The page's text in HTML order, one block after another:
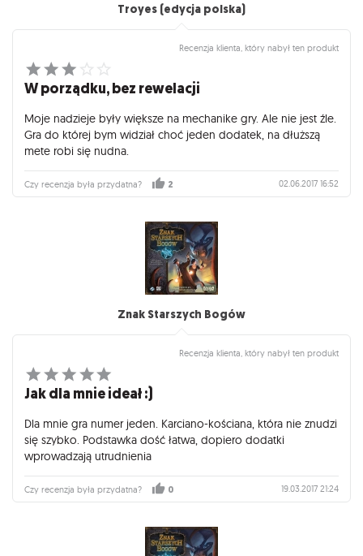
Troyes (edycja polska)
Recenzja klienta, który nabył ten produkt
W porządku, bez rewelacji
Moje nadzieje były większe na mechanike gry. Ale nie jest źle.
Gra do której bym widział choć jeden dodatek, na dłuższą
mete robi się nudna.
Czy recenzja była przydatna? 2 02.06.2017 16:52
Znak Starszych Bogów
Recenzja klienta, który nabył ten produkt
Jak dla mnie ideał :)
Dla mnie gra numer jeden. Karciano-kościana, która nie znudzi
się szybko. Podstawka dość łatwa, dopiero dodatki
wprowadzają utrudnienia
Czy recenzja była przydatna? 0 19.03.2017 21:24